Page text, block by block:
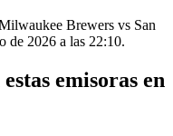
Brewers vs San
de 2026 a las 22:10.
emisoras en